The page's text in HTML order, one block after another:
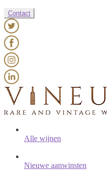
Contact
Alle wijnen
Nieuwe aanwinsten